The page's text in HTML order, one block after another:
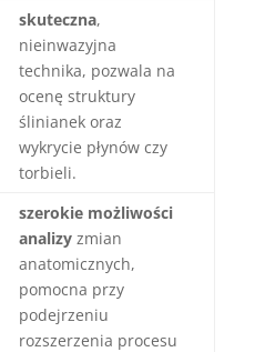
skuteczna,
nieinwazyjna
technika, pozwala na
ocenę struktury
ślinianek oraz
wykrycie płynów czy
torbieli.
szerokie możliwości
analizyzmian
anatomicznych,
pomocna przy
podejrzeniu
rozszerzenia procesu